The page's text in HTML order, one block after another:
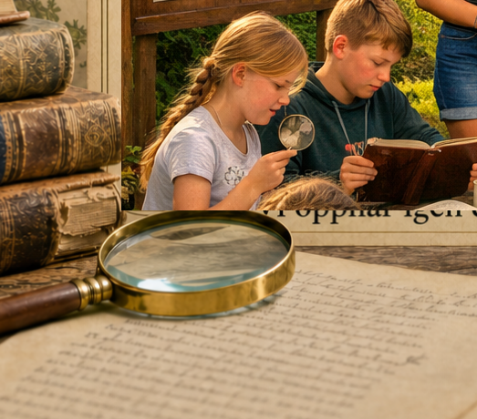
Släktforskarkollo för
ungdomar.
28 april, 2026